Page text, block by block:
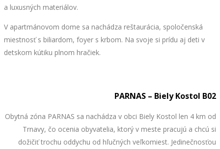
a luxusných materiálov.
V apartmánovom dome sa nachádza reštaurácia, spoločenská
miestnosť s biliardom, foyer s krbom. Na svoje si prídu aj deti v
detskom kútiku plnom hračiek.
PARNAS – Biely Kostol B02
Obytná zóna PARNAS sa nachádza v obci Biely Kostol len 4 km od
Trnavy, čo ocenia obyvatelia, ktorý v meste pracujú a chcú si
dožičiť trochu oddychu od hľučných veľkomiest. Jedinečnosťou